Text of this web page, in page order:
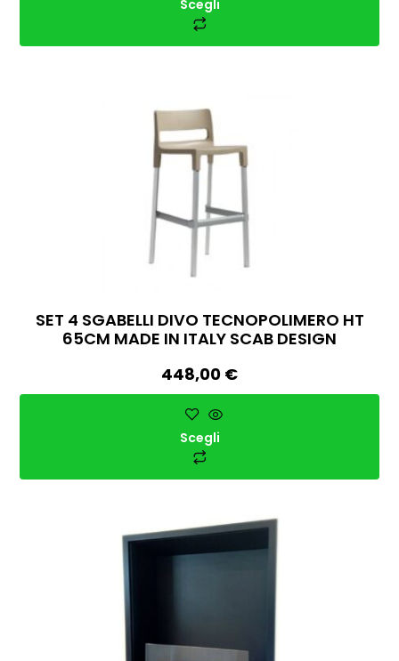
Scegli
SET 4 SGABELLI DIVO TECNOPOLIMERO HT
65CM MADE IN ITALY SCAB DESIGN
448,00 €
Scegli